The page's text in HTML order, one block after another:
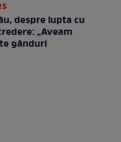
despre lupta cu
„Aveam
gânduri